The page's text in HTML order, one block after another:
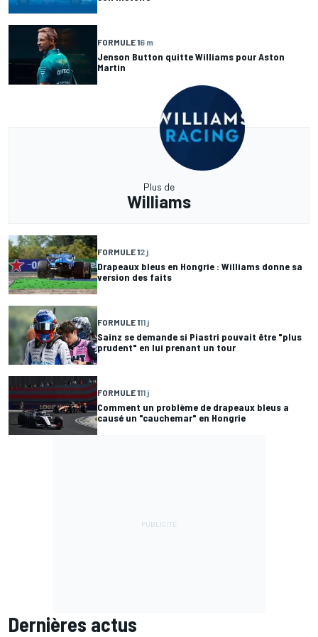
FORMULE 16 m
Jenson Button quitte Williams pour Aston
Martin
Plus de
Williams
FORMULE 12 j
Drapeaux bleus en Hongrie : Williams donne sa
version des faits
FORMULE 111 j
Sainz se demande si Piastri pouvait être "plus
prudent" en lui prenant un tour
FORMULE 111 j
Comment un problème de drapeaux bleus a
causé un "cauchemar" en Hongrie
Dernières actus